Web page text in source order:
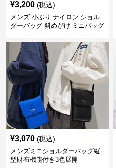
¥3,200 (税込)
メンズ 小ぶり ナイロン ショル
ダーバッグ 斜めがけ ミニバッグ
¥3,070 (税込)
メンズミニショルダーバッグ縦
型財布機能付き3色展開